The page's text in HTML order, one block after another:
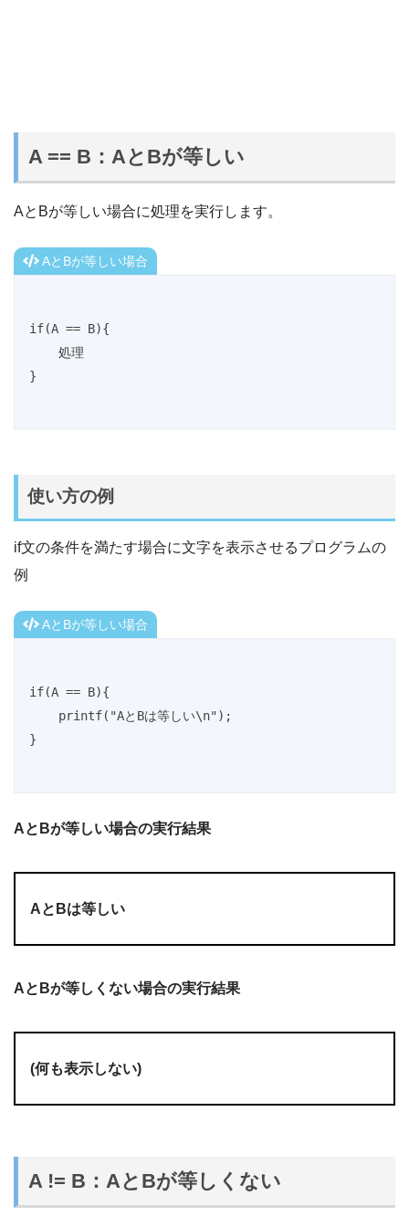
A == B：AとBが等しい
AとBが等しい場合に処理を実行します。
AとBが等しい場合
if(A == B){
}
使い方の例
if文の条件を満たす場合に文字を表示させるプログラムの
例
AとBが等しい場合
if(A == B){
}
AとBが等しい場合の実行結果
AとBは等しい
AとBが等しくない場合の実行結果
(何も表示しない)
A != B：AとBが等しくない